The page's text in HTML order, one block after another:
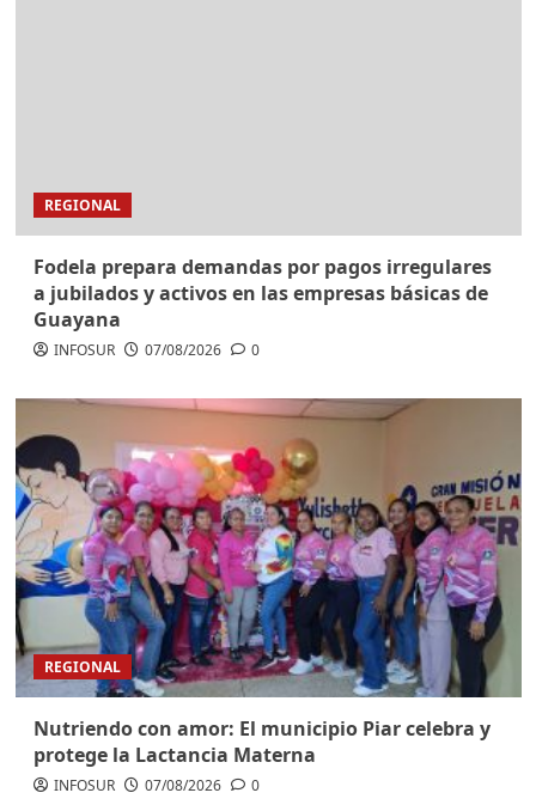
REGIONAL
Fodela prepara demandas por pagos irregulares
a jubilados y activos en las empresas básicas de
Guayana
INFOSUR 07/08/2026 0
REGIONAL
Nutriendo con amor: El municipio Piar celebra y
protege la Lactancia Materna
INFOSUR 07/08/2026 0